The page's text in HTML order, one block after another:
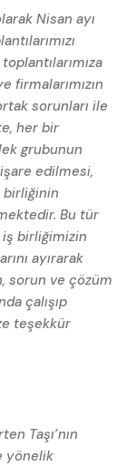
Nisan ayı
firmalarımızın
sorunları ile
her bir
grubunun
edilmesi,
birliğinin
Bu tür
iş birliğimizin
ayırarak
sorun ve çözüm
çalışıp
teşekkür
Taşı’nın
yönelik